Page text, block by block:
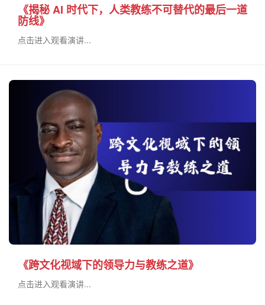
《揭秘 AI 时代下，人类教练不可替代的最后一道
防线》
点击进入观看演讲...
《跨文化视域下的领导力与教练之道》
点击进入观看演讲...